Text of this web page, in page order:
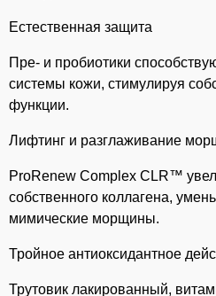
⁣Естественная защита
Пре- и пробиотики
системы кожи, стимулируя
функции.
Лифтинг и разглаживание
ProRenew Complex CLR™
собственного коллагена,
мимические морщины.
Тройное антиоксидантное
Трутовик лакированный,